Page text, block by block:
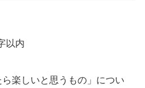
以内
楽しいと思うもの」につい